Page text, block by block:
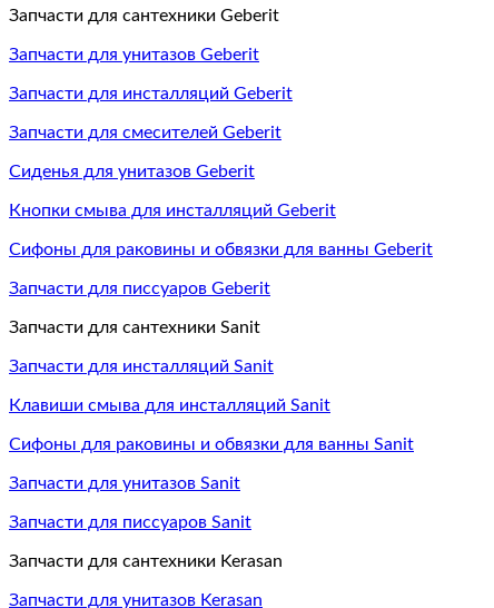
Запчасти для сантехники Geberit
Запчасти для унитазов Geberit
Запчасти для инсталляций Geberit
Запчасти для смесителей Geberit
Сиденья для унитазов Geberit
Кнопки смыва для инсталляций Geberit
Сифоны для раковины и обвязки для ванны Geberit
Запчасти для писсуаров Geberit
Запчасти для сантехники Sanit
Запчасти для инсталляций Sanit
Клавиши смыва для инсталляций Sanit
Сифоны для раковины и обвязки для ванны Sanit
Запчасти для унитазов Sanit
Запчасти для писсуаров Sanit
Запчасти для сантехники Kerasan
Запчасти для унитазов Kerasan